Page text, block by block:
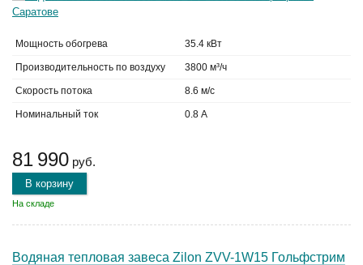
Мощность обогрева 35.4 кВт
Производительность по воздуху 3800 м³/ч
Скорость потока 8.6 м/с
Номинальный ток 0.8 А
81 990 руб.
В корзину
На складе
Водяная тепловая завеса Zilon ZVV-1W15 Гольфстрим